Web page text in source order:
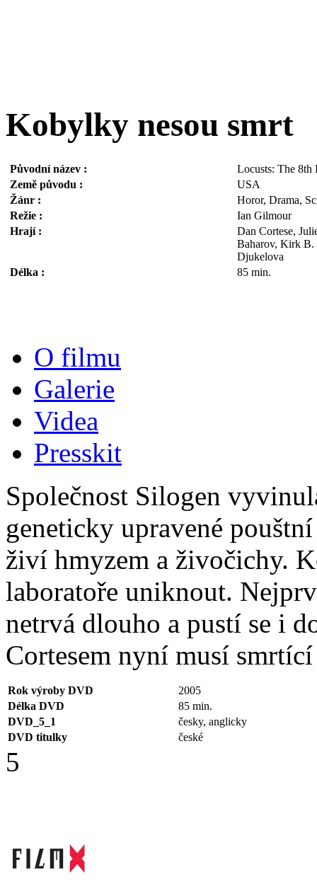
Kobylky nesou smrt
Původní název :
Locusts: The 8th
Země původu :
USA
Žánr :
Horor, Drama,
Režie :
Ian Gilmour
Hrají :
Dan Cortese,
Baharov, Kirk B.
Djukelova
Délka :
85 min.
O filmu
Galerie
Videa
Presskit
Společnost Silogen
geneticky upravené
živí hmyzem a živočichy.
laboratoře uniknout.
netrvá dlouho a pustí se i
Cortesem nyní musí
Rok výroby DVD
2005
Délka DVD
85 min.
DVD_5_1
česky, anglicky
DVD titulky
české
5